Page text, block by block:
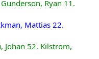
Ryan 11.
Mattias 22.
Johan 52. Kilstrom,